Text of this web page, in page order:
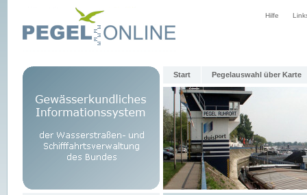
Hilfe
Start Pegelauswahl über Karte